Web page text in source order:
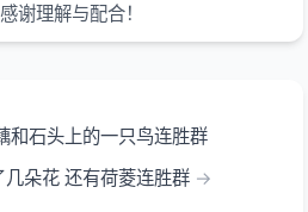
谢理解与配合！
和石头上的一只鸟连胜群
几朵花 还有荷菱连胜群